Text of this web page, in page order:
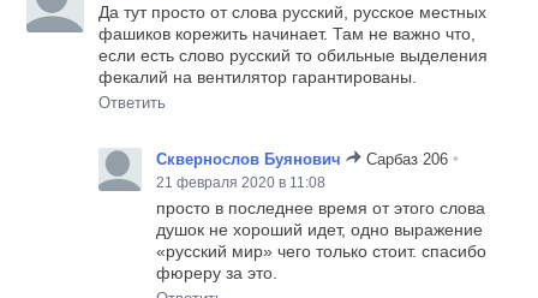
Да тут просто от слова русский, русское местных
фашиков корежить начинает. Там не важно что,
если есть слово русский то обильные выделения
фекалий на вентилятор гарантированы.
Ответить
Сквернослов Буянович Сарбаз 206 •
21 февраля 2020 в 11:08
просто в последнее время от этого слова
душок не хороший идет, одно выражение
«русский мир» чего только стоит. спасибо
фюреру за это.